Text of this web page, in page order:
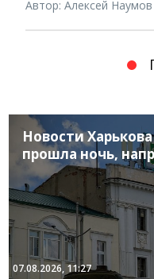
Автор: Алексей Наумов
Новости
прошла ночь,
07.08.2026, 11:27